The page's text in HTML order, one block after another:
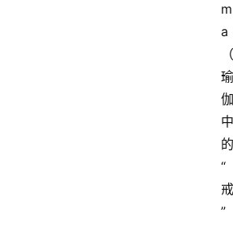
m
a
（
瑜
伽
中
的
“
戒
”